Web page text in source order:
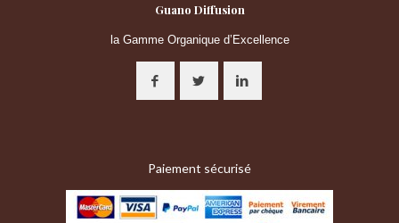
Guano Diffusion
la Gamme Organique d’Excellence
Paiement sécurisé